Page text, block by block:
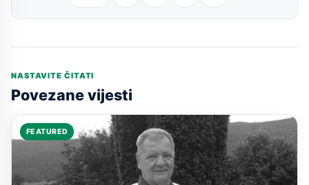
NASTAVITE ČITATI
Povezane vijesti
FEATURED